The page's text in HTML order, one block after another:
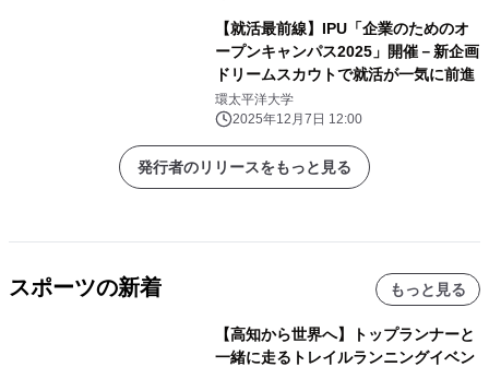
【就活最前線】IPU「企業のためのオ
ープンキャンパス2025」開催－新企画
ドリームスカウトで就活が一気に前進
環太平洋大学
2025年12月7日 12:00
発行者のリリースをもっと見る
スポーツの新着 もっと見る
【高知から世界へ】トップランナーと
一緒に走るトレイルランニングイベン